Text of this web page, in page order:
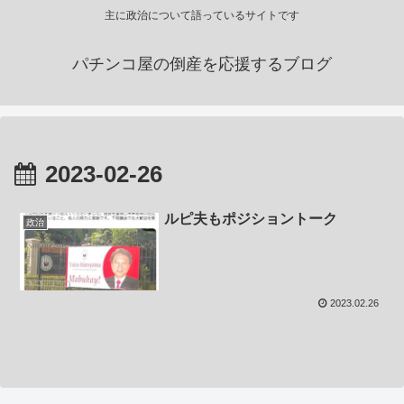
主に政治について語っているサイトです
パチンコ屋の倒産を応援するブログ
2023-02-26
政治 ルピ夫もポジショントーク
2023.02.26